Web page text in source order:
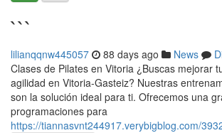
```
lilianqqnw445057 88 days ago News
Clases de Pilates en Vitoria ¿Buscas mejorar
agilidad en Vitoria-Gasteiz? Nuestras
son la solución ideal para ti. Ofrecemos una
programaciones para
https://tiannasvnt244917.verybigblog.com/